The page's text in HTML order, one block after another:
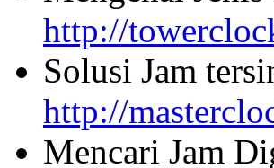
http://
Solusi Jam
http://
Mencari Jam